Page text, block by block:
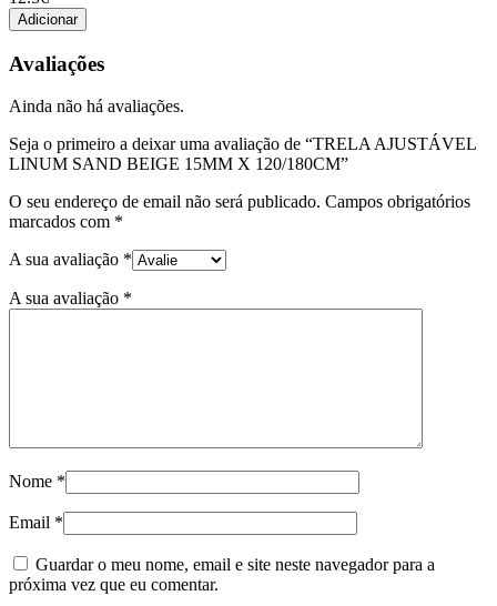
TRELA
AJUSTÁVEL
LINUM
SAND
15MM
120/180CM
Adicionar
Avaliações
Ainda não há avaliações.
Seja o primeiro a deixar uma avaliação de “TRELA AJUSTÁVEL
LINUM SAND BEIGE 15MM X 120/180CM”
O seu endereço de email não será publicado. Campos obrigatórios
marcados com *
A sua avaliação *
A sua avaliação *
Nome *
Email *
Guardar o meu nome, email e site neste navegador para a
próxima vez que eu comentar.